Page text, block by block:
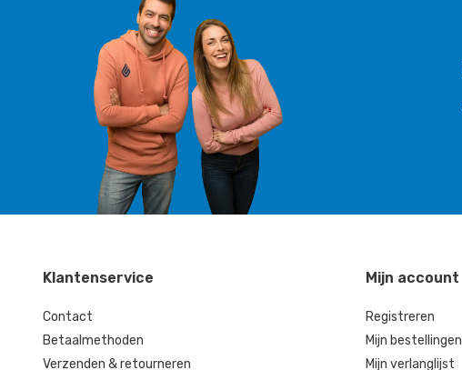
Klantenservice
Contact
Betaalmethoden
Verzenden & retourneren
Mijn account
Registreren
Mijn bestellingen
Mijn verlanglijst